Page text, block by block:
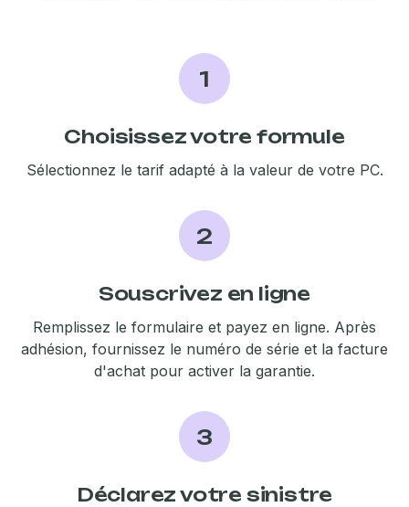
1
Choisissez votre formule
Sélectionnez le tarif adapté à la valeur de votre PC.
2
Souscrivez en ligne
Remplissez le formulaire et payez en ligne. Après
adhésion, fournissez le numéro de série et la facture
d'achat pour activer la garantie.
3
Déclarez votre sinistre